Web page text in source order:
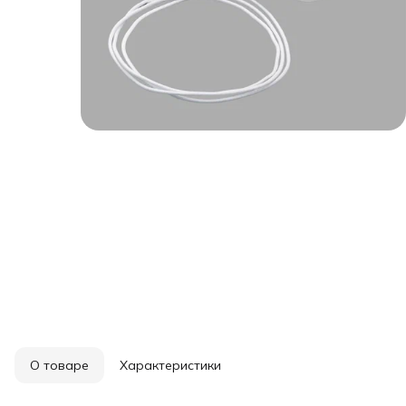
О товаре Характеристики